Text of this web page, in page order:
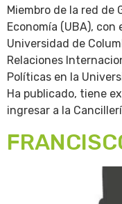
Miembro de la red de
Economía (UBA),
Universidad de
Relaciones
Políticas en la
Ha publicado, tiene
ingresar a la